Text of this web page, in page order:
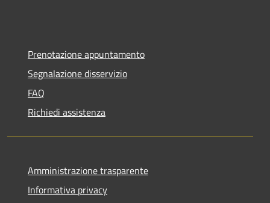
Prenotazione appuntamento
Segnalazione disservizio
FAQ
Richiedi assistenza
Amministrazione trasparente
Informativa privacy